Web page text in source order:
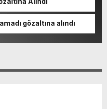
gözaltına alındı